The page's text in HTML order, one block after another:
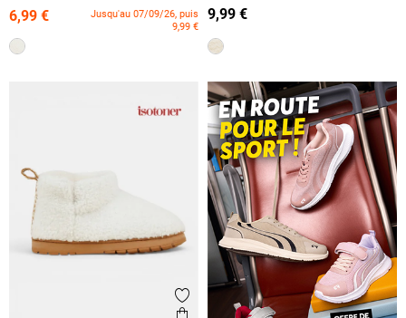
(31-36)
6,99 €
Jusqu'au 07/09/26, puis
9,99 €
(31-36)
9,99 €
Ajouter aux favoris